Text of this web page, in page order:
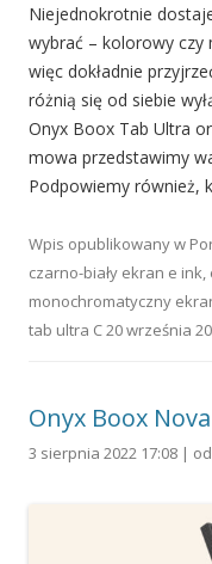
Niejednokrotnie
wybrać – kolorowy czy
więc dokładnie
różnią się od siebie
Onyx Boox Tab Ultra
mowa przedstawimy
Podpowiemy również,
Wpis opublikowany w
czarno-biały ekran e ink,
monochromatyczny
tab ultra C20 września
Onyx Boox
3 sierpnia 2022 17:08 |